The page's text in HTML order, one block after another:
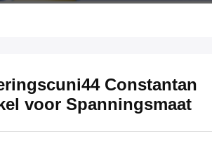
Constantan
voor Spanningsmaat